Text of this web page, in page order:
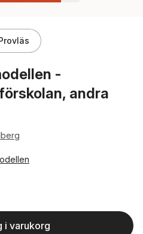
-
andra
i varukorg